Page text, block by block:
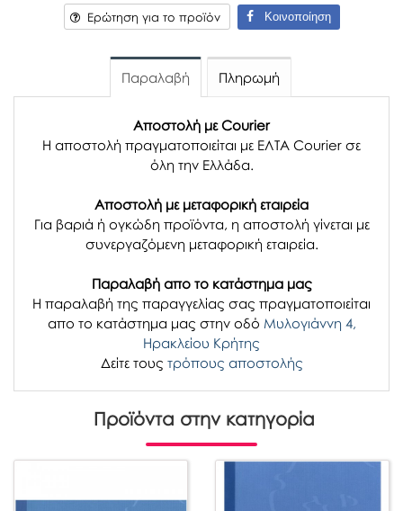
Ερώτηση για το προϊόν Κοινοποίηση
Παραλαβή Πληρωμή
Αποστολή με Courier
Η αποστολή πραγματοποιείται με ΕΛΤΑ Courier σε
όλη την Ελλάδα.
Αποστολή με μεταφορική εταιρεία
Για βαριά ή ογκώδη προϊόντα, η αποστολή γίνεται με
συνεργαζόμενη μεταφορική εταιρεία.
Παραλαβή απο το κατάστημα μας
H παραλαβή της παραγγελίας σας πραγματοποιείται
απο το κατάστημα μας στην οδό Μυλογιάννη 4,
Ηρακλείου Κρήτης
Δείτε τους τρόπους αποστολής
Προϊόντα στην κατηγορία